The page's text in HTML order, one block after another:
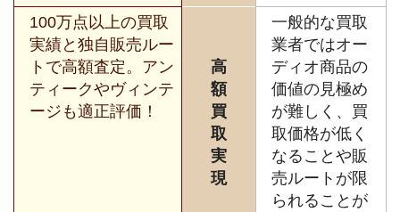
100万点以上の買取
実績と独自販売ルー
トで高額査定。アン
ティークやヴィンテ
ージも適正評価！
高
額
買
取
実
現
一般的な買取
業者ではオー
ディオ商品の
価値の見極め
が難しく、買
取価格が低く
なることや販
売ルートが限
られることが